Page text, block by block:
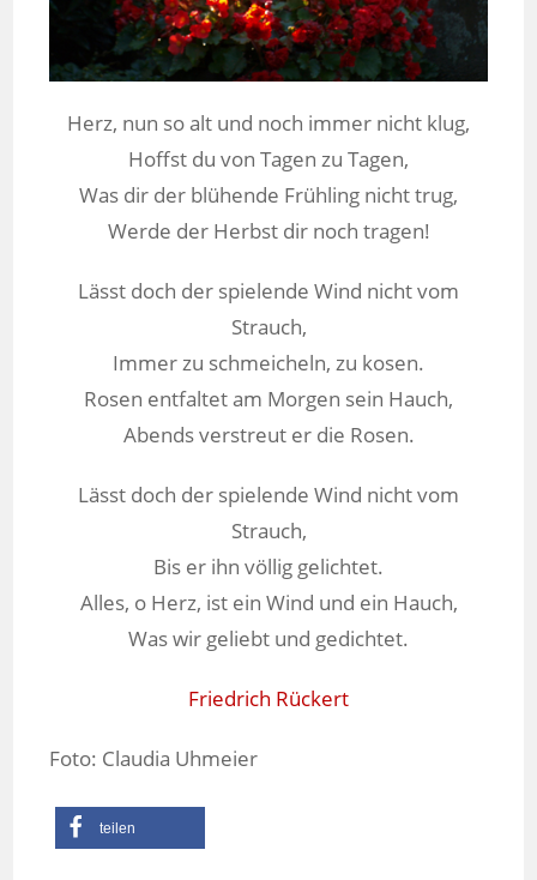
Herz, nun so alt und noch immer nicht klug,
Hoffst du von Tagen zu Tagen,
Was dir der blühende Frühling nicht trug,
Werde der Herbst dir noch tragen!
Lässt doch der spielende Wind nicht vom
Strauch,
Immer zu schmeicheln, zu kosen.
Rosen entfaltet am Morgen sein Hauch,
Abends verstreut er die Rosen.
Lässt doch der spielende Wind nicht vom
Strauch,
Bis er ihn völlig gelichtet.
Alles, o Herz, ist ein Wind und ein Hauch,
Was wir geliebt und gedichtet.
Friedrich Rückert
Foto: Claudia Uhmeier
teilen